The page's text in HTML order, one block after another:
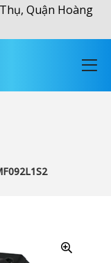
Quận Hoàng